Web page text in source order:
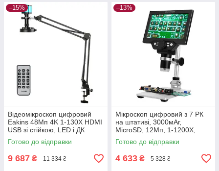
–15%
Відеомікроскоп цифровий
Eakins 48Мп 4K 1-130X HDMI
USB зі стійкою, LED і ДК
Готово до відправки
9 687 ₴ 11 334 ₴
–13%
Мікроскоп цифровий з 7 РК
на штативі, 3000мАг,
MicroSD, 12Мп, 1-1200X,
G1200
Готово до відправки
4 633 ₴ 5 328 ₴